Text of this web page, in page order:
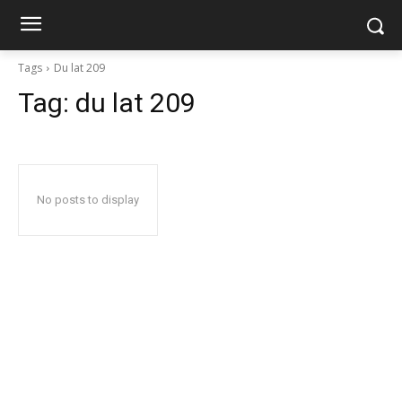
Tags Du lat 209
Tag: du lat 209
No posts to display